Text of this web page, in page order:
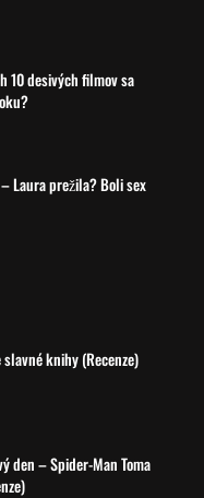
10 desivých filmov sa
Laura prežila? Boli sex
knihy (Recenze)
den – Spider-Man Toma